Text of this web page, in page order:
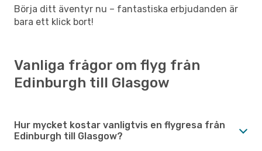
Börja ditt äventyr nu – fantastiska erbjudanden är
bara ett klick bort!
Vanliga frågor om flyg från
Edinburgh till Glasgow
Hur mycket kostar vanligtvis en flygresa från
Edinburgh till Glasgow?